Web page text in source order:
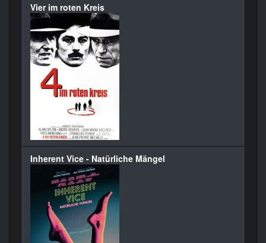
Vier im roten Kreis
Inherent Vice - Natürliche Mängel